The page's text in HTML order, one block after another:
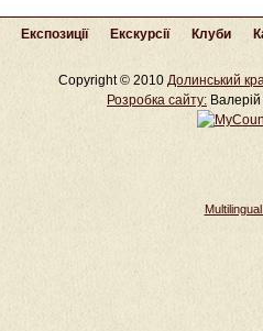
Експозиції Екскурсії Клуби
Copyright © 2010 Долинський
Розробка cайту: